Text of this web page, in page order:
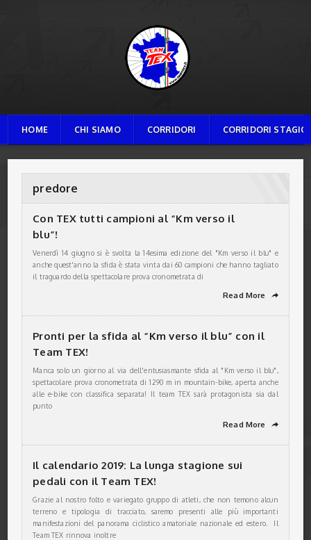
TEAM TEX
HOME CHI SIAMO CORRIDORI CORRIDORI
predore
Con TEX tutti campioni al “Km verso il
blu”!
Venerdì 14 giugno si è svolta la 14esima edizione del "Km verso il blu" e
anche quest'anno la sfida è stata vinta dai 60 campioni che hanno tagliato
il traguardo della spettacolare prova cronometrata di
Read More ➦
Pronti per la sfida al “Km verso il blu” con il
Team TEX!
Manca solo un giorno al via dell'entusiasmante sfida al "Km verso il blu",
spettacolare prova cronometrata di 1290 m in mountain-bike, aperta anche
alle e-bike con classifica separata! Il team TEX sarà protagonista sia dal
punto
Read More ➦
Il calendario 2019: La lunga stagione sui
pedali con il Team TEX!
Grazie al nostro folto e variegato gruppo di atleti, che non temono alcun
terreno e tipologia di tracciato, saremo presenti alle più importanti
manifestazioni del panorama ciclistico amatoriale nazionale ed estero. Il
Team TEX rinnova inoltre